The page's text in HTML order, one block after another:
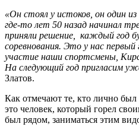
«Он стоял у истоков, он один
где-то лет 50 назад начинал
приняли решение, каждый год
соревнования. Это у нас
участие наши спортсмены,
На следующий год пригласим
Златов.
Как отмечают те, кто лично
это человек, который горел
был рядом, заниматься этим